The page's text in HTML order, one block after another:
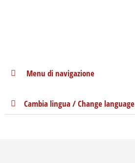
Menu di navigazione
Cambia lingua / Change language